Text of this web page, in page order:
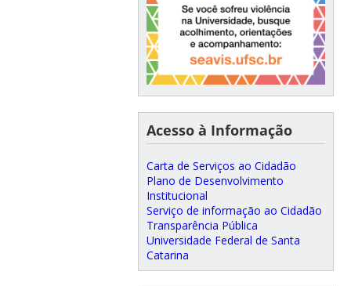
Acesso à Informação
Carta de Serviços ao Cidadão
Plano de Desenvolvimento
Institucional
Serviço de informação ao Cidadão
Transparência Pública
Universidade Federal de Santa
Catarina